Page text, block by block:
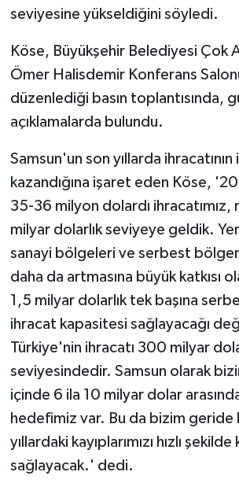
seviyesine yükseldiğini söyledi.
Köse, Büyükşehir Belediyesi Çok
Ömer Halisdemir Konferans
düzenlediği basın toplantısında,
açıklamalarda bulundu.
Samsun'un son yıllarda ihracatının
kazandığına işaret eden Köse,
35-36 milyon dolardı ihracatımız,
milyar dolarlık seviyeye geldik.
sanayi bölgeleri ve serbest
daha da artmasına büyük katkısı
1,5 milyar dolarlık tek başına
ihracat kapasitesi sağlayacağı
Türkiye'nin ihracatı 300 milyar
seviyesindedir. Samsun olarak
içinde 6 ila 10 milyar dolar
hedefimiz var. Bu da bizim geride
yıllardaki kayıplarımızı hızlı
sağlayacak.' dedi.